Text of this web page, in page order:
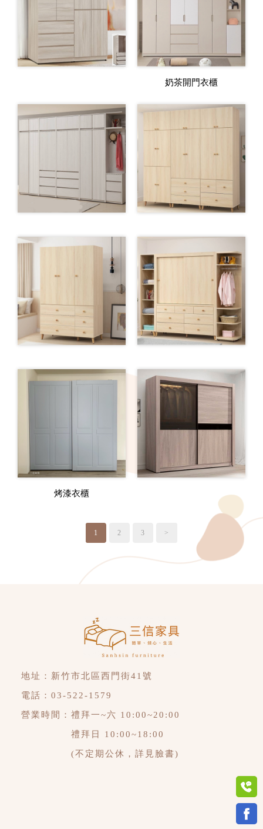
奶茶開門衣櫃
烤漆衣櫃
1 2 3 >
地址： 新竹市北區西門街41號
電話：03-522-1579
營業時間：禮拜一~六 10:00~20:00
禮拜日 10:00~18:00
(不定期公休，詳見臉書)